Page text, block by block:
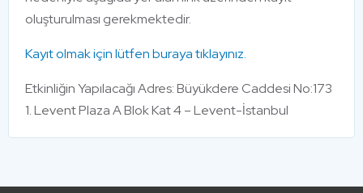
oluşturulması gerekmektedir.
Kayıt olmak için lütfen buraya tıklayınız.
Etkinliğin Yapılacağı Adres: Büyükdere Caddesi No:173
1. Levent Plaza A Blok Kat 4 – Levent-İstanbul